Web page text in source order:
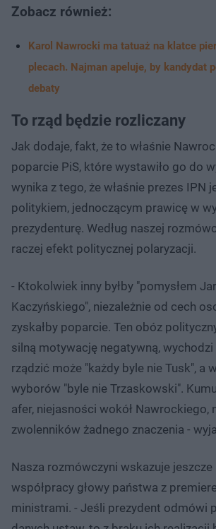
Zobacz również:
Karol Nawrocki ma tatuaż na klatce
plecach. Najman apeluje, by kandydat
debaty
To rząd będzie rozliczany
Jak dodaje, fakt, że to właśnie
poparcie PiS, które wystawiło go do
wynika z tego, że właśnie prezes IPN
politykiem, jednoczącym prawicę w
prezydenturę. Według naszej
raczej efekt politycznej polaryzacji.
- Ktokolwiek inny byłby "pomysłem
Kaczyńskiego", niezależnie od cech
zyskałby poparcie. Ten obóz
silną motywację negatywną, wychodzi
rządzić może "każdy byle nie Tusk", a
wyborów "byle nie Trzaskowski".
afer, niejasności wokół Nawrockiego,
zwolenników żadnego znaczenia -
Nasza rozmówczyni wskazuje
współpracy głowy państwa z
ministrami. - Jeśli prezydent odmówi